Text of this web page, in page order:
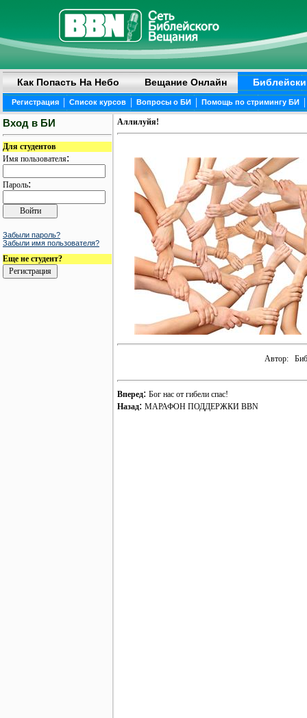
Как Попасть На Небо Вещание Онлайн
Регистрация | Список курсов | Вопросы о БИ | Помощь по стримингу БИ |
Вход в БИ
Для студентов
Имя пользователя:
Пароль:
Забыли пароль?
Забыли имя пользователя?
Еще не студент?
Аллилуйя!
Автор:
Вперед: Бог нас от гибели спас!
Назад: МАРАФОН ПОДДЕРЖКИ BBN